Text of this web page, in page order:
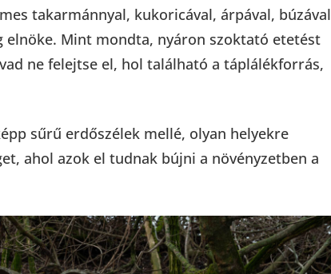
takarmánnyal, kukoricával, árpával, búzával
elnöke. Mint mondta, nyáron szoktató etetést
ne felejtse el, hol található a táplálékforrás,
sűrű erdőszélek mellé, olyan helyekre
ahol azok el tudnak bújni a növényzetben a